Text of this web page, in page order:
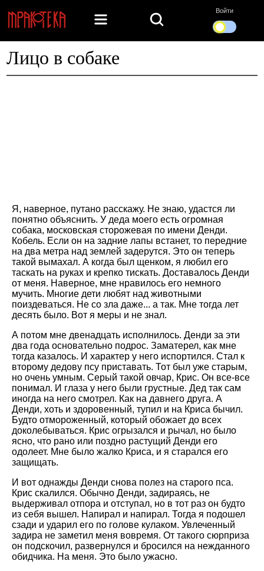
Войти
Лицо в собаке
Я, наверное, путано расскажу. Не знаю, удастся ли
понятно объяснить. У деда моего есть огромная
собака, московская сторожевая по имени Денди.
Кобель. Если он на задние лапы встанет, то передние
на два метра над землей задерутся. Это он теперь
такой вымахал. А когда был щенком, я любил его
таскать на руках и крепко тискать. Доставалось Денди
от меня. Наверное, мне нравилось его немного
мучить. Многие дети любят над животными
поиздеваться. Не со зла даже... а так. Мне тогда лет
десять было. Вот я меры и не знал.
А потом мне двенадцать исполнилось. Денди за эти
два года основательно подрос. Заматерел, как мне
тогда казалось. И характер у него испортился. Стал к
второму дедову псу приставать. Тот был уже старым,
но очень умным. Серый такой овчар, Крис. Он все-все
понимал. И глаза у него были грустные. Дед так сам
иногда на него смотрел. Как на давнего друга. А
Денди, хоть и здоровенный, тупил и на Криса бычил.
Будто отмороженный, который обожает до всех
доколебываться. Крис огрызался и рычал, но было
ясно, что рано или поздно растущий Денди его
одолеет. Мне было жалко Криса, и я старался его
защищать.
И вот однажды Денди снова полез на старого пса.
Крис скалился. Обычно Денди, задираясь, не
выдерживал отпора и отступал, но в тот раз он будто
из себя вышел. Напирал и напирал. Тогда я подошел
сзади и ударил его по голове кулаком. Увлеченный
задира не заметил меня вовремя. От такого сюрприза
он подскочил, развернулся и бросился на нежданного
обидчика. На меня. Это было ужасно.